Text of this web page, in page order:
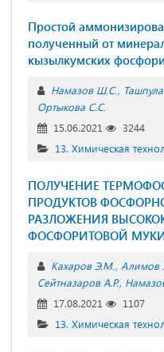
Простой
полученный от
кызылкумских
Намазов Ш.С.
Ортыкова С.С.
15.06.2021
3244
13. Химическая
ПОЛУЧЕНИЕ
ПРОДУКТОВ
РАЗЛОЖЕНИЯ
ФОСФОРИТОВОЙ
Кахаров Э.М. Алимов
Сейтназаров А.Р.
17.08.2021
1107
13. Химическая